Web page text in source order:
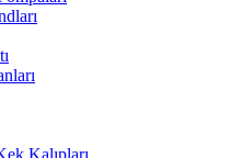
Kalıpları